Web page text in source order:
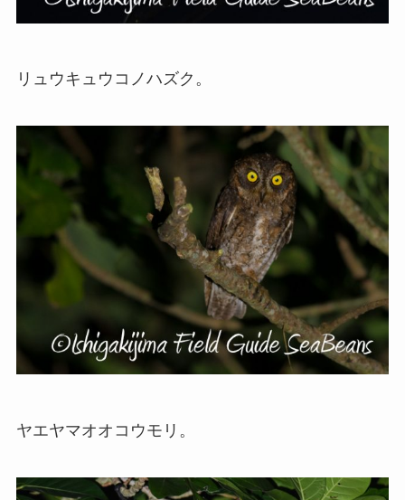
リュウキュウコノハズク。
ヤエヤマオオコウモリ。